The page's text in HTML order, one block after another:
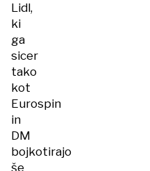
Lidl,
ki
ga
sicer
tako
kot
Eurospin
in
DM
bojkotirajo
še